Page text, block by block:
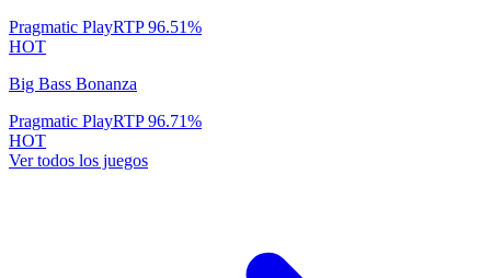
Pragmatic PlayRTP96.51%
HOT
Big Bass Bonanza
Pragmatic PlayRTP96.71%
HOT
Ver todos los juegos